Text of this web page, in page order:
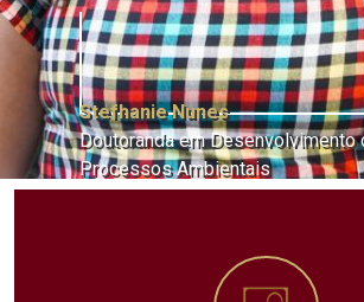
Stefhanie Nunes
Doutoranda em Desenvolvimento
Processos Ambientais